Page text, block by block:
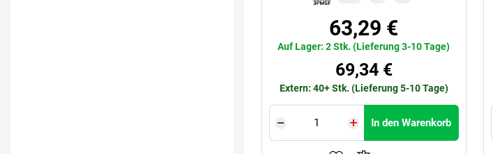
63,29 €
Auf Lager: 2 Stk. (Lieferung 3-10 Tage)
69,34 €
Extern: 40+ Stk. (Lieferung 5-10 Tage)
In den Warenkorb